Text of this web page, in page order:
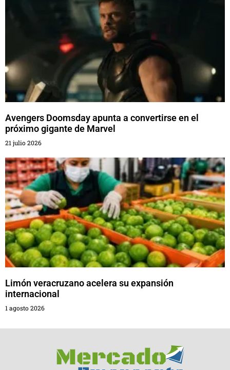
Avengers Doomsday apunta a convertirse en el
próximo gigante de Marvel
21 julio 2026
Limón veracruzano acelera su expansión
internacional
1 agosto 2026